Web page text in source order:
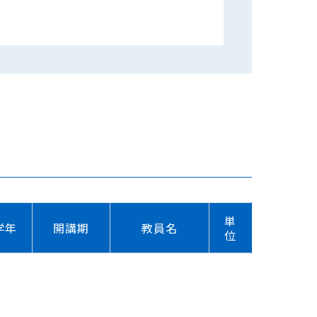
年 開講期 教員名
単
位